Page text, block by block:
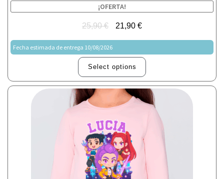
¡OFERTA!
25,90€ 21,90 €
Fecha estimada de entrega 10/08/2026
Select options